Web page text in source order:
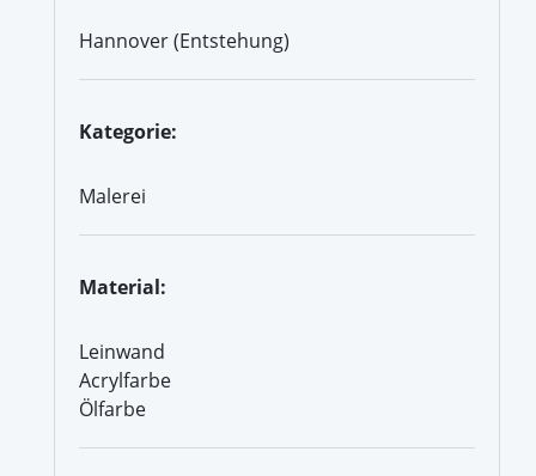
Hannover (Entstehung)
Kategorie:
Malerei
Material:
Leinwand
Acrylfarbe
Ölfarbe